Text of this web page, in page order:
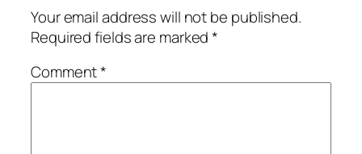
Your email address will not be published.
Required fields are marked*
Comment*